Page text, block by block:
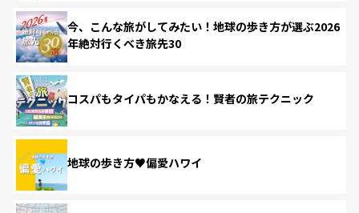
今、こんな旅がしてみたい！地球の歩き方が選ぶ2026
年絶対行くべき旅先30
コスパもタイパもかなえる！賢者の旅テクニック
地球の歩き方♥偏愛ハワイ